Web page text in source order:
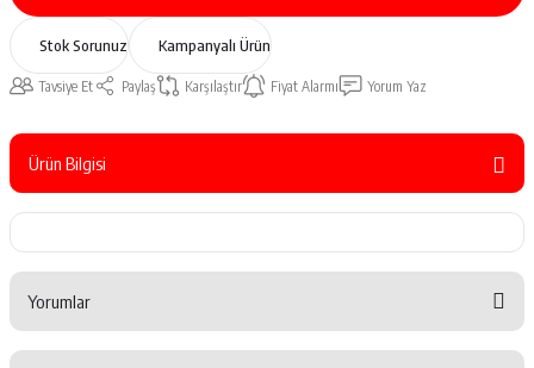
Stok Sorunuz Kampanyalı Ürün
Tavsiye Et Paylaş Karşılaştır Fiyat Alarmı Yorum Yaz
Ürün Bilgisi
Yorumlar